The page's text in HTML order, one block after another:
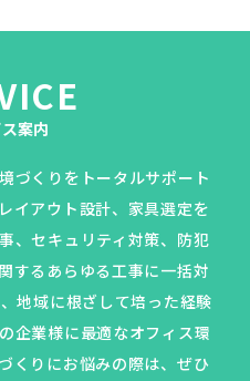
案内
づくりをトータルサポート
イアウト設計、家具選定を
、セキュリティ対策、防犯
するあらゆる工事に一括対
地域に根ざして培った経験
企業様に最適なオフィス環
くりにお悩みの際は、ぜひ